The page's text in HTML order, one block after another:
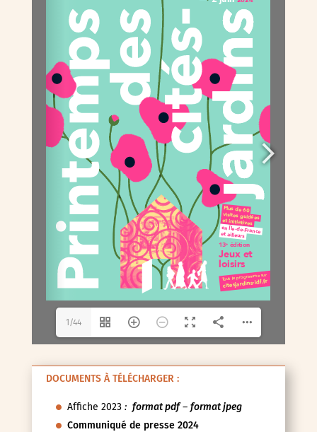
1/44
DOCUMENTS À TÉLÉCHARGER :
Affiche 2023: format pdf– format jpeg
Communiqué de presse 2024